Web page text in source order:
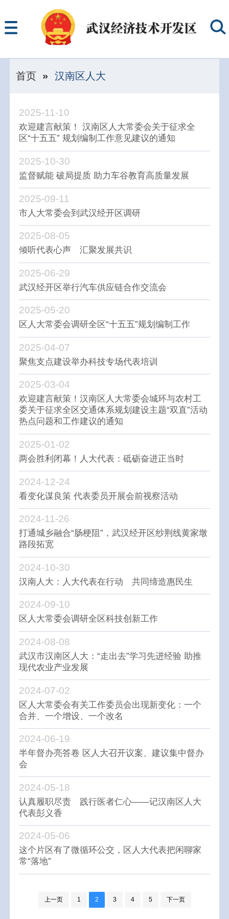
首页 » 汉南区人大
欢迎建言献策！ 汉南区人大常委会关于征求全
区“十五五” 规划编制工作意见建议的通知
2025-11-10
监督赋能 破局提质 助力车谷教育高质量发展
2025-10-30
市人大常委会到武汉经开区调研
2025-09-11
倾听代表心声 汇聚发展共识
2025-08-05
武汉经开区举行汽车供应链合作交流会
2025-06-29
区人大常委会调研全区“十五五”规划编制工作
2025-05-20
聚焦支点建设举办科技专场代表培训
2025-04-07
欢迎建言献策！汉南区人大常委会城环与农村工
委关于征求全区交通体系规划建设主题“双直”活动
热点问题和工作建议的通知
2025-03-04
两会胜利闭幕！人大代表：砥砺奋进正当时
2025-01-02
看变化谋良策 代表委员开展会前视察活动
2024-12-24
打通城乡融合“肠梗阻”，武汉经开区纱荆线黄家墩
路段拓宽
2024-11-26
汉南人大：人大代表在行动 共同缔造惠民生
2024-10-30
区人大常委会调研全区科技创新工作
2024-09-10
武汉市汉南区人大：“走出去”学习先进经验 助推
现代农业产业发展
2024-08-08
区人大常委会有关工作委员会出现新变化：一个
合并、一个增设、一个改名
2024-07-02
半年督办亮答卷 区人大召开议案、建议集中督办
会
2024-06-19
认真履职尽责 践行医者仁心——记汉南区人大
代表彭义香
2024-05-18
这个片区有了微循环公交，区人大代表把闲聊家
常“落地”
2024-05-06
上一页 1 2 3 4 5 下一页